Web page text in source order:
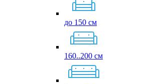
до 150 см
160..200 см